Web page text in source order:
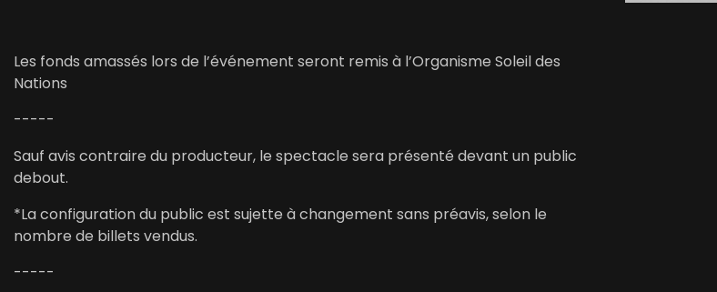
Les fonds amassés lors de l’événement seront remis à l’Organisme Soleil des
Nations
-----
Sauf avis contraire du producteur, le spectacle sera présenté devant un public
debout.
*La configuration du public est sujette à changement sans préavis, selon le
nombre de billets vendus.
-----